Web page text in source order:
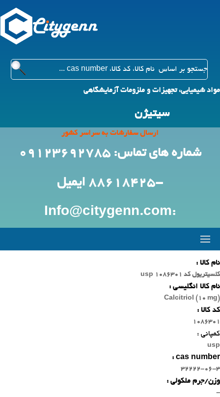
مواد شیمیایی، تجهیزات و ملزومات آزمایشگاهی
سیتیژن
ارسال سفارشات به سراسر کشور
شماره های تماس: 09123692785
-88618425 ایمیل
:Info@citygenn.com
نام کالا :
کلسیتریول کد 1086301 usp
نام کالا انگلیسی :
Calcitriol (10 mg)
کد کالا :
1086301
کمپانی :
usp
cas number :
32222-06-3
وزن/جرم ملکولی :
-